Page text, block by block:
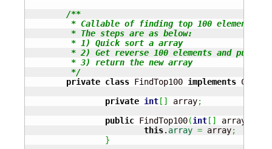
/**
	 */
private class FindTop100 implements
private int [ ] array;
public FindTop100(int [ ] array
this. array = array;
}